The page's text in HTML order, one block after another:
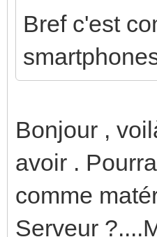
Bref c'est
Bonjour ,
avoir .
comme
Serveur